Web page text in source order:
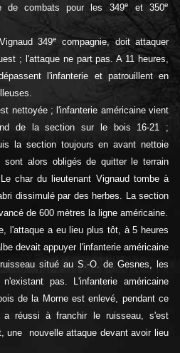
de combats pour les 349e et 350e
349e
compagnie, doit attaquer
; l'attaque ne part pas. A 11 heures,
l'infanterie et patrouillent en
nettoyée ; l'infanterie américaine vient
de la section sur le bois 16-21 ;
la section toujours en avant nettoie
sont alors obligés de quitter le terrain
char du lieutenant Vignaud tombe à
dissimulé par des herbes. La section
de 600 mètres la ligne américaine.
l'attaque a eu lieu plus tôt, à 5 heures
devait appuyer l'infanterie américaine
situé au S.-O. de Gesnes, les
pas. L'infanterie américaine
de la Morne est enlevé, pendant ce
réussi à franchir le ruisseau, s'est
une nouvelle attaque devant avoir lieu